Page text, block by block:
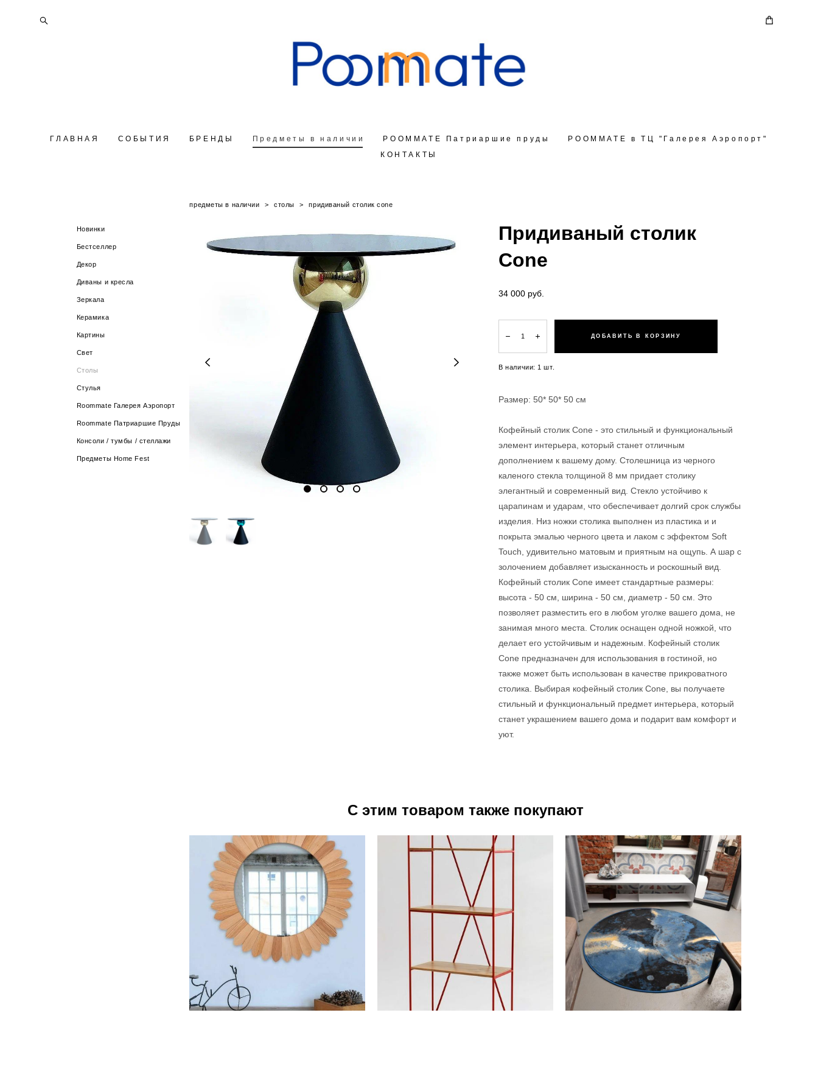
ГЛАВНАЯ СОБЫТИЯ БРЕНДЫ Предметы в наличии РOOMMATE Патриаршие пруды
РOOMMATE в ТЦ "Галерея Аэропорт"
КОНТАКТЫ
ГЛАВНАЯ СОБЫТИЯ БРЕНДЫ Предметы в наличии РOOMMATE Патриаршие пруды
РOOMMATE в ТЦ "Галерея Аэропорт"
КОНТАКТЫ
Новинки
Бестселлер
Декор
Диваны и кресла
Зеркала
Керамика
Картины
Свет
Столы
Стулья
Roommate Галерея Аэропорт
Roommate Патриаршие Пруды
Консоли / тумбы / стеллажи
Предметы Home Fest
предметы в наличии > столы > придиваный столик cone
Придиваный столик
Cone
34 000 pуб.
В наличии: 1 шт.
ДОБАВИТЬ В КОРЗИНУ
Размер: 50* 50* 50 см
Кофейный столик Cone - это стильный и функциональный
элемент интерьера, который станет отличным
дополнением к вашему дому. Столешница из черного
каленого стекла толщиной 8 мм придает столику
элегантный и современный вид. Стекло устойчиво к
царапинам и ударам, что обеспечивает долгий срок службы
изделия. Низ ножки столика выполнен из пластика и и
покрыта эмалью черного цвета и лаком с эффектом Soft
Touch, удивительно матовым и приятным на ощупь. А шар с
золочением добавляет изысканность и роскошный вид.
Кофейный столик Cone имеет стандартные размеры:
высота - 50 см, ширина - 50 см, диаметр - 50 см. Это
позволяет разместить его в любом уголке вашего дома, не
занимая много места. Столик оснащен одной ножкой, что
делает его устойчивым и надежным. Кофейный столик
Cone предназначен для использования в гостиной, но
также может быть использован в качестве прикроватного
столика. Выбирая кофейный столик Cone, вы получаете
стильный и функциональный предмет интерьера, который
станет украшением вашего дома и подарит вам комфорт и
уют.
С этим товаром также покупают
Зеркало "Daisy" ash (ясень) natura
61 000 pуб.
Стеллаж "Rack Sticks Ply 60" (цв.
красный)
45 815 pуб.
Ковер Космические океаны
300 000 pуб.